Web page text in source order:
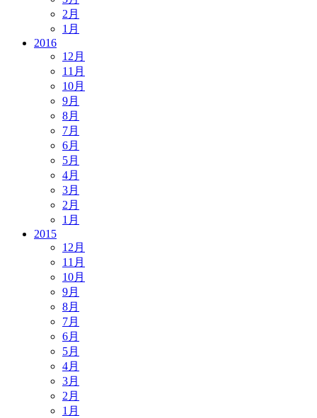
2月
1月
2016
12月
11月
10月
9月
8月
7月
6月
5月
4月
3月
2月
1月
2015
12月
11月
10月
9月
8月
7月
6月
5月
4月
3月
2月
1月